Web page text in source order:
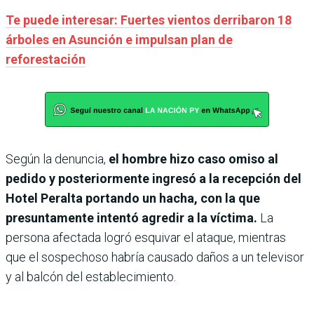
Te puede interesar: Fuertes vientos derribaron 18
árboles en Asunción e impulsan plan de
reforestación
Según la denuncia, el hombre hizo caso omiso al
pedido y posteriormente ingresó a la recepción del
Hotel Peralta portando un hacha, con la que
presuntamente intentó agredir a la víctima. La
persona afectada logró esquivar el ataque, mientras
que el sospechoso habría causado daños a un televisor
y al balcón del establecimiento.